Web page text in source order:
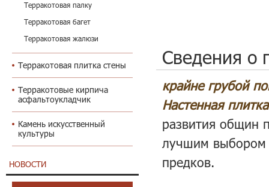
Терракотовая палку
Терракотовая багет
Терракотовая жалюзи
Терракотовая плитка стены
Терракотовые кирпича
асфальтоукладчик
Камень искусственный
культуры
НОВОСТИ
Сведения о
крайне грубой
Настенная
развития общин
лучшим выбором
предков.